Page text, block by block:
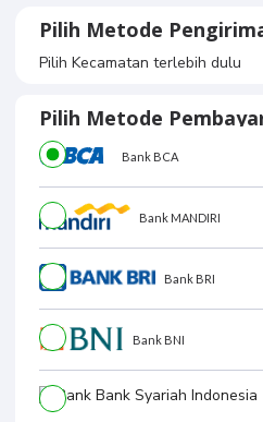
Pilih Metode
Pilih Kecamatan terlebih dulu
Pilih Metode
Bank BCA
Bank MANDIRI
Bank BRI
Bank BNI